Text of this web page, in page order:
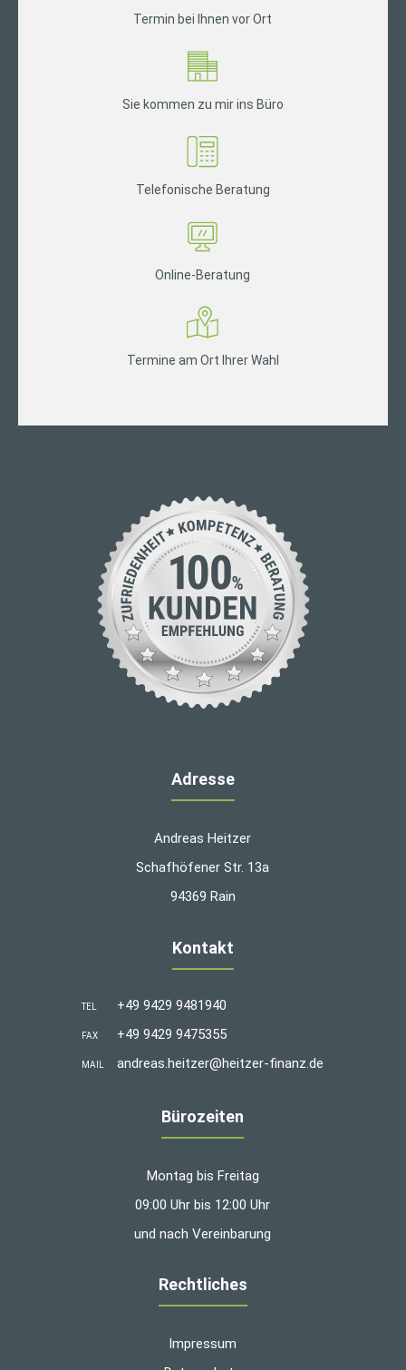
Termin bei Ihnen vor Ort
Sie kommen zu mir ins Büro
Telefonische Beratung
Online-Beratung
Termine am Ort Ihrer Wahl
Adresse
Andreas Heitzer
Schafhöfener Str. 13a
94369 Rain
Kontakt
TEL +49 9429 9481940
FAX +49 9429 9475355
MAIL andreas.heitzer@heitzer-finanz.de
Bürozeiten
Montag bis Freitag
09:00 Uhr bis 12:00 Uhr
und nach Vereinbarung
Rechtliches
Impressum